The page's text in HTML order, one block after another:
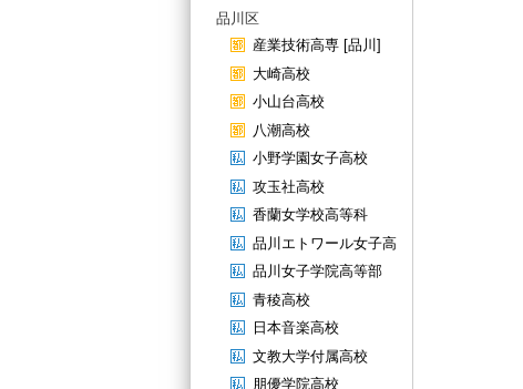
品川区
産業技術高専 [品川]
大崎高校
小山台高校
八潮高校
小野学園女子高校
攻玉社高校
香蘭女学校高等科
品川エトワール女子高
品川女子学院高等部
青稜高校
日本音楽高校
文教大学付属高校
朋優学院高校